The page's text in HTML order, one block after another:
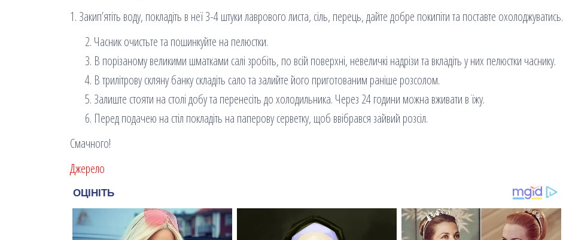
1. Закип’ятіть воду, покладіть в неї 3-4 штуки лаврового листа, сіль, перець, дайте добре покипіти та поставте охолоджуватись.
Часник очистьте та пошинкуйте на пелюстки.
В порізаному великими шматками салі зробіть, по всій поверхні, невеличкі надрізи та вкладіть у них пелюстки часнику.
В трилітрову скляну банку складіть сало та залийте його приготованим раніше розсолом.
Залиште стояти на столі добу та перенесіть до холодильника. Через 24 години можна вживати в їжу.
Перед подачею на стіл покладіть на паперову серветку, щоб ввібрався зайвий розсіл.
Смачного!
Джерело